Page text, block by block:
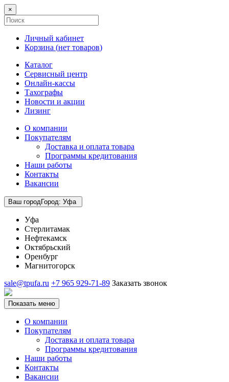
×
Личный кабинет
Корзина (нет товаров)
Каталог
Сервисный центр
Онлайн-кассы
Тахографы
Новости и акции
Лизинг
О компании
Покупателям
Доставка и оплата товара
Программы кредитования
Наши работы
Контакты
Вакансии
Ваш городГород: Уфа
Уфа
Стерлитамак
Нефтекамск
Октябрьский
Оренбург
Магнитогорск
sale@tpufa.ru +7 965 929-71-89 Заказать звонок
Показать меню
О компании
Покупателям
Доставка и оплата товара
Программы кредитования
Наши работы
Контакты
Вакансии